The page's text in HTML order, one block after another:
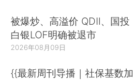
被爆炒、高溢价 QDII、国投
白银LOF明确被退市
2026年08月09日
{{最新周刊导播｜社保基数加